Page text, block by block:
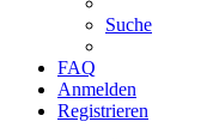
Suche
FAQ
Anmelden
Registrieren